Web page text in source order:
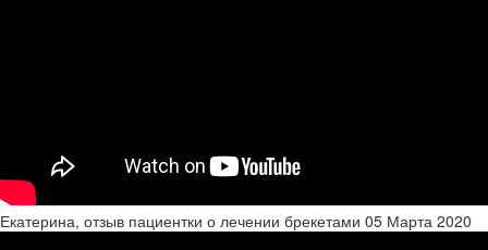
Екатерина, отзыв пациентки о лечении брекетами 05 Марта 2020